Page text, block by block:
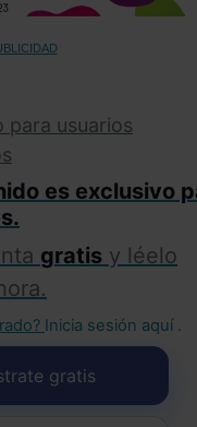
para usuarios
es exclusivo
gratis y léelo
Inicia sesión aquí .
gratis